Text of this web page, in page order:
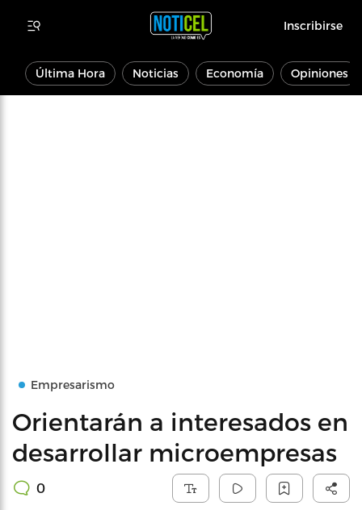
Inscribirse
Última Hora Noticias Economía Opiniones
Empresarismo
Orientarán a interesados en
desarrollar microempresas
0